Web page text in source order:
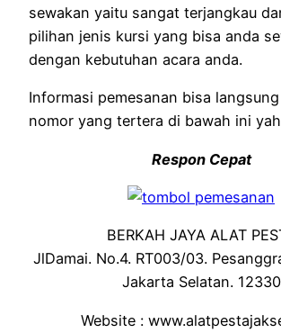
sewakan yaitu sangat terjangkau
pilihan jenis kursi yang bisa anda
dengan kebutuhan acara anda.
Informasi pemesanan bisa
nomor yang tertera di bawah ini yah
Respon Cepat
BERKAH JAYA ALAT
JlDamai. No.4. RT003/03.
Jakarta Selatan. 12330
Website :